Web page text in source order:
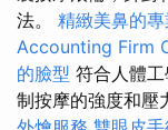
法。 精緻美鼻的
Accounting Firm
的臉型 符合人體
制按摩的強度和壓